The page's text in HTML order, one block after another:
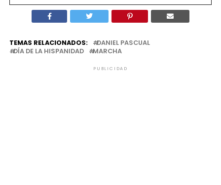
TEMAS RELACIONADOS:
DANIEL PASCUAL
DÍA DE LA HISPANIDAD
MARCHA
PUBLICIDAD